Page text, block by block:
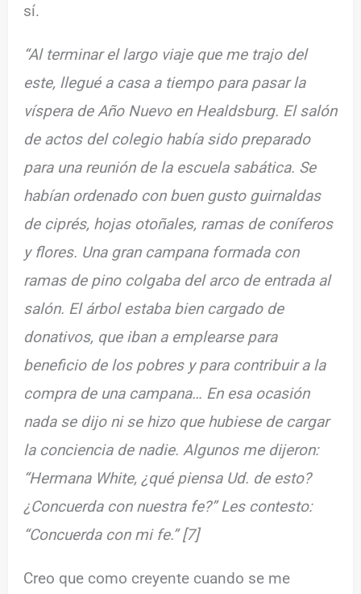
sí.
“Al terminar el largo viaje que me trajo del
este, llegué a casa a tiempo para pasar la
víspera de Año Nuevo en Healdsburg. El salón
de actos del colegio había sido preparado
para una reunión de la escuela sabática. Se
habían ordenado con buen gusto guirnaldas
de ciprés, hojas otoñales, ramas de coníferos
y flores. Una gran campana formada con
ramas de pino colgaba del arco de entrada al
salón. El árbol estaba bien cargado de
donativos, que iban a emplearse para
beneficio de los pobres y para contribuir a la
compra de una campana… En esa ocasión
nada se dijo ni se hizo que hubiese de cargar
la conciencia de nadie. Algunos me dijeron:
“Hermana White, ¿qué piensa Ud. de esto?
¿Concuerda con nuestra fe?” Les contesto:
“Concuerda con mi fe.” [7]
Creo que como creyente cuando se me